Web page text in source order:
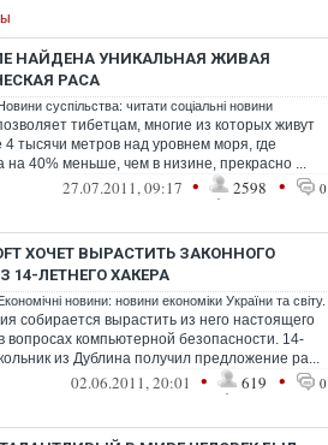
НАЙДЕНА УНИКАЛЬНАЯ ЖИВАЯ
РАСА
суспільства: читати соціальні новини
тибетцам, многие из которых живут
4 тысячи метров над уровнем моря, где
на 40% меньше, чем в низине, прекрасно ...
27.07.2011, 09:17 • 2598 • 0
ХОЧЕТ ВЫРАСТИТЬ ЗАКОННОГО
14-ЛЕТНЕГО ХАКЕРА
новини: новини економіки України та світу.
собирается вырастить из него настоящего
вопросах компьютерной безопасности. 14-
из Дублина получил предложение ра...
02.06.2011, 20:01 • 619 • 0